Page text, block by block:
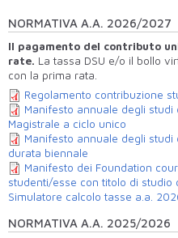
NORMATIVA A.A. 2026/2027
Il pagamento del contributo
rate. La tassa DSU e/o il bollo
con la prima rata.
Regolamento contribuzione
Manifesto annuale degli
Magistrale a ciclo unico
Manifesto annuale degli studi
durata biennale
Manifesto dei Foundation
studenti/esse con titolo di studio
Simulatore calcolo tasse a.a.
NORMATIVA A.A. 2025/2026